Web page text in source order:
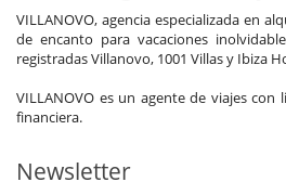
VILLANOVO, agencia especializada en
de encanto para vacaciones
registradas Villanovo, 1001 Villas y Ibiza
VILLANOVO es un agente de viajes con
financiera.
Newsletter